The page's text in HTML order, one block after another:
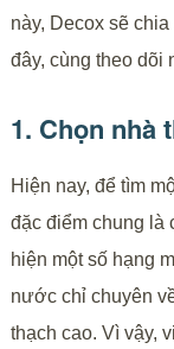
này, Decox sẽ
đây, cùng theo dõi
1. Chọn nhà
Hiện nay, để tìm
đặc điểm chung là
hiện một số hạng
nước chỉ chuyên
thạch cao. Vì vậy,